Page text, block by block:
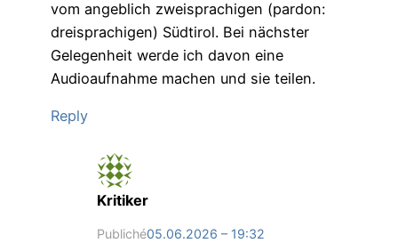
vom angeblich zweisprachigen (pardon:
dreisprachigen) Südtirol. Bei nächster
Gelegenheit werde ich davon eine
Audioaufnahme machen und sie teilen.
Reply
Kritiker
Publiché05.06.2026 – 19:32